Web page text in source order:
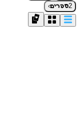
2ספרים›